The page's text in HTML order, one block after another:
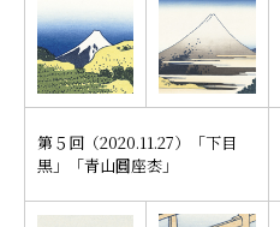
第５回（2020.11.27）「下目
黒」「青山圓座枩」